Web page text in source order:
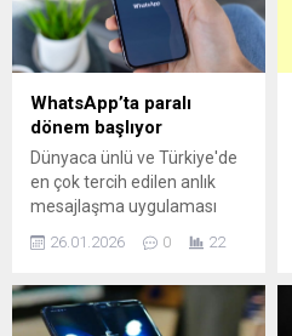
WhatsApp’ta paralı
dönem başlıyor
Dünyaca ünlü ve Türkiye'de
en çok tercih edilen anlık
mesajlaşma uygulaması
sürümünde ortaya çıkan
mesajlaşma uygulamasında
reklamlı dönemin resmen
26.01.2026 0 22